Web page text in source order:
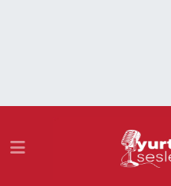
Namaz Vakitleri